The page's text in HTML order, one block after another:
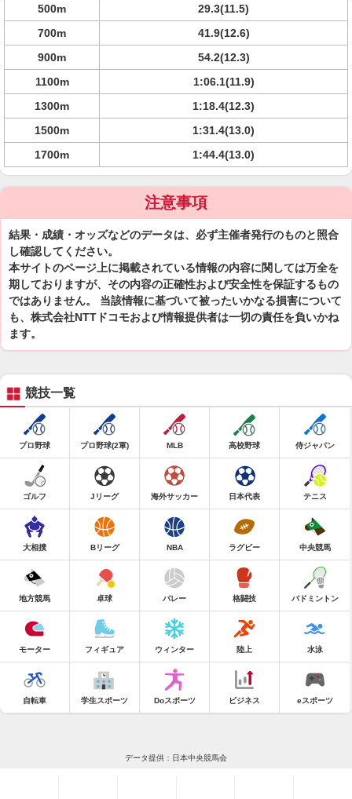
500m
29.3(11.5)
700m
41.9(12.6)
900m
54.2(12.3)
1100m
1:06.1(11.9)
1300m
1:18.4(12.3)
1500m
1:31.4(13.0)
1700m
1:44.4(13.0)
注意事項
結果・成績・オッズなどのデータは、必ず主催者発行のものと照合
し確認してください。
本サイトのページ上に掲載されている情報の内容に関しては万全を
期しておりますが、その内容の正確性および安全性を保証するもの
ではありません。 当該情報に基づいて被ったいかなる損害について
も、株式会社NTTドコモおよび情報提供者は一切の責任を負いかね
ます。
競技一覧
プロ野球 プロ野球(2軍) MLB 高校野球 侍ジャパン
ゴルフ Jリーグ 海外サッカー 日本代表 テニス
大相撲 Bリーグ NBA ラグビー 中央競馬
地方競馬 卓球 バレー 格闘技 バドミントン
モーター フィギュア ウィンター 陸上 水泳
自転車 学生スポーツ Doスポーツ ビジネス eスポーツ
データ提供：日本中央競馬会